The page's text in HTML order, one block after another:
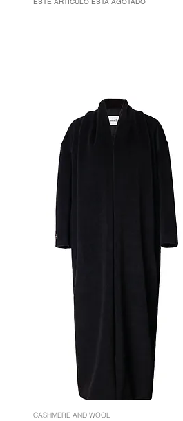
ESTE ARTÍCULO ESTÁ AGOTADO
CASHMERE AND WOOL